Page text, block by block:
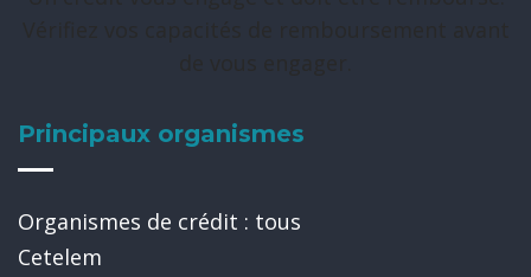
Principaux organismes
Organismes de crédit : tous
Cetelem